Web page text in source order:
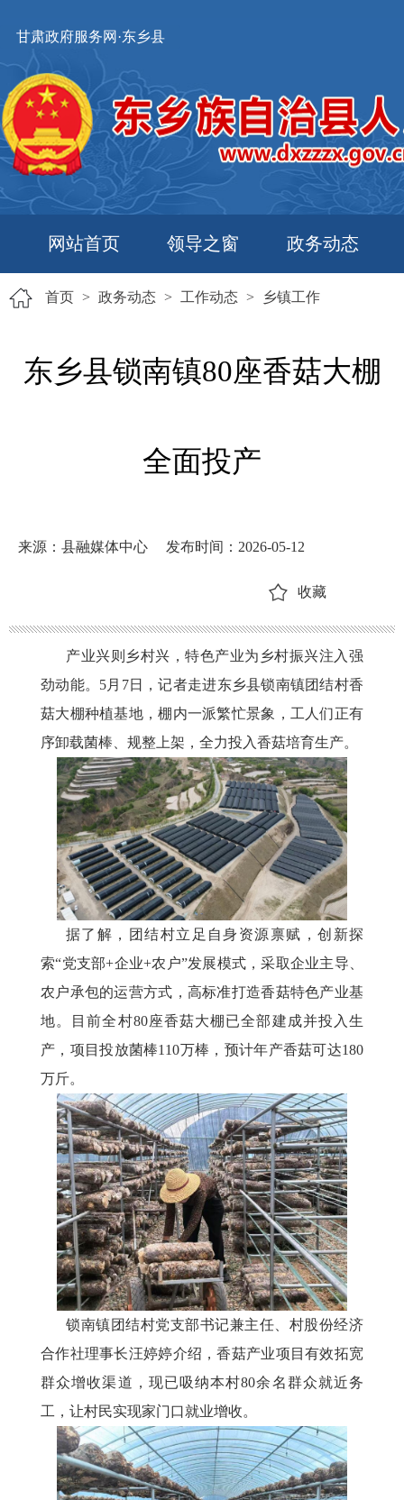
甘肃政府服务网·东乡县
网站首页 领导之窗 政务动态
首页 > 政务动态 > 工作动态 > 乡镇工作
东乡县锁南镇80座香菇大棚
全面投产
来源：县融媒体中心 发布时间：2026-05-12
收藏
产业兴则乡村兴，特色产业为乡村振兴注入强
劲动能。 5月7日，记者走进东乡县锁南镇团结村香
菇大棚种植基地，棚内一派繁忙景象，工人们正有
序卸载菌棒、规整上架，全力投入香菇培育生产。
据了解，团结村立足自身资源禀赋，创新探
索“党支部+企业+农户”发展模式，采取企业主导、
农户承包的运营方式，高标准打造香菇特色产业基
地。目前全村80座香菇大棚已全部建成并投入生
产，项目投放菌棒110万棒，预计年产香菇可达180
万斤。
锁南镇团结村党支部书记兼主任、村股份经济
合作社理事长汪婷婷介绍，香菇产业项目有效拓宽
群众增收渠道，现已吸纳本村80余名群众就近务
工，让村民实现家门口就业增收。